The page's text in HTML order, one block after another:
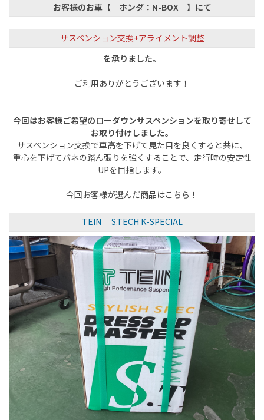
お客様のお車【 ホンダ：N-BOX 】 にて
サスペンション交換+アライメント調整
を承りました。
ご利用ありがとうございます！
今回はお客様ご希望のローダウンサスペンションを取り寄せして
お取り付けしました。
サスペンション交換で車高を下げて見た目を良くすると共に、
重心を下げてバネの踏ん張りを強くすることで、走行時の安定性
UPを目指します。
今回お客様が選んだ商品はこちら！
TEIN S.TECH K-SPECIAL